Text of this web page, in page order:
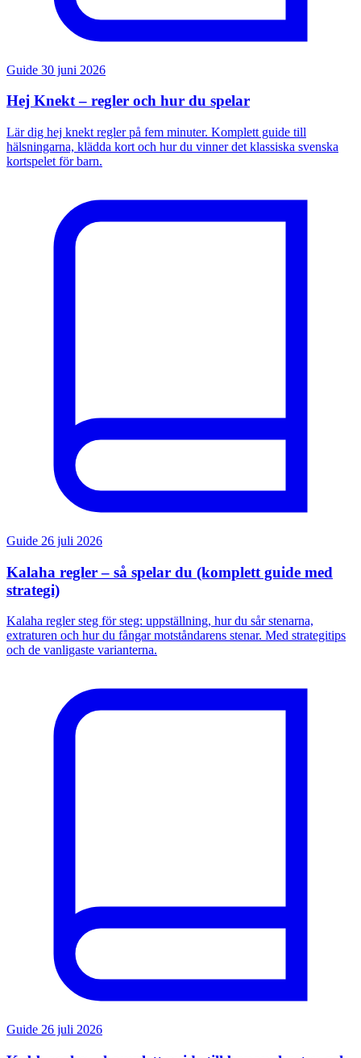
Guide 30 juni 2026
Hej Knekt – regler och hur du spelar
Lär dig hej knekt regler på fem minuter. Komplett guide till
hälsningarna, klädda kort och hur du vinner det klassiska svenska
kortspelet för barn.
Guide 26 juli 2026
Kalaha regler – så spelar du (komplett guide med
strategi)
Kalaha regler steg för steg: uppställning, hur du sår stenarna,
extraturen och hur du fångar motståndarens stenar. Med strategitips
och de vanligaste varianterna.
Guide 26 juli 2026